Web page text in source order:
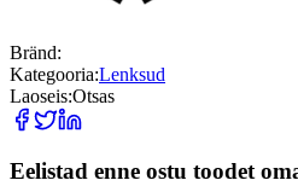
Bränd:
Kategooria:Lenksud
Laoseis:Otsas
Eelistad enne ostu toodet